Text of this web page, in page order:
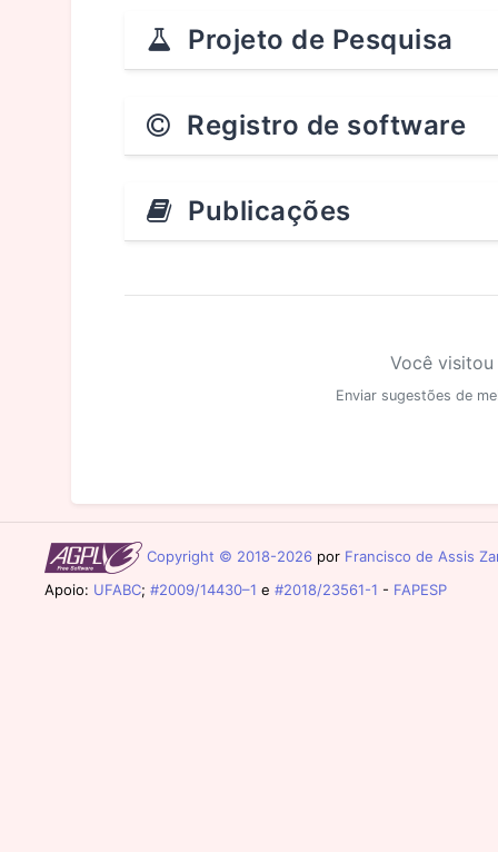
Projeto de Pesquisa
Registro de software
Publicações
Você
Enviar sugestões de
Copyright © 2018-2026 por Francisco de Assis
Apoio: UFABC; #2009/14430–1 e #2018/23561-1 - FAPESP